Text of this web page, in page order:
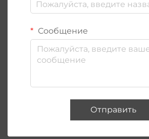
Сообщение
Отправить